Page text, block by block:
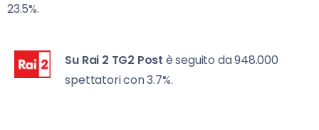
23.5%.
Su Rai 2 TG2 Post è seguito da 948.000
spettatori con 3.7%.